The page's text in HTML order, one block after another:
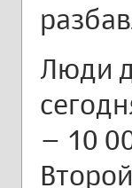
Люди
– 10